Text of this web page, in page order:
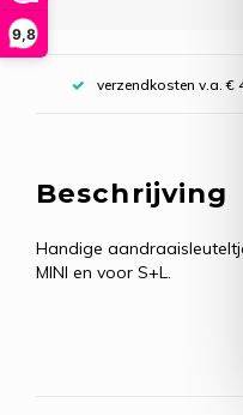
9,8
verzendkosten v.a. €
Beschrijving
Handige
MINI en voor S+L.